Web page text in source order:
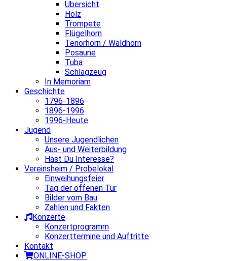
Übersicht
Holz
Trompete
Flügelhorn
Tenorhorn / Waldhorn
Posaune
Tuba
Schlagzeug
In Memoriam
Geschichte
1796-1896
1896-1996
1996-Heute
Jugend
Unsere Jugendlichen
Aus- und Weiterbildung
Hast Du Interesse?
Vereinsheim / Probelokal
Einweihungsfeier
Tag der offenen Tür
Bilder vom Bau
Zahlen und Fakten
Konzerte
Konzertprogramm
Konzerttermine und Auftritte
Kontakt
ONLINE-SHOP